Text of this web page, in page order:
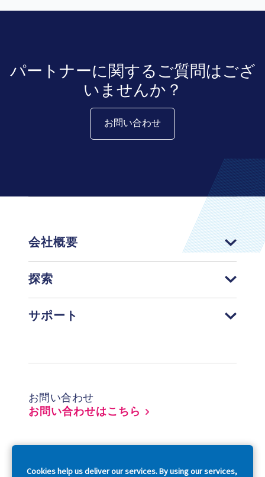
Cookies help us deliver our services. By using our services,
パートナーに関するご質問はござ
いませんか？
お問い合わせ
会社概要
探索
サポート
お問い合わせ
お問い合わせはこちら